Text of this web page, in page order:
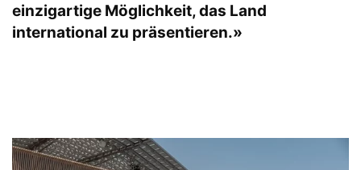
einzigartige Möglichkeit, das Land
international zu präsentieren.»